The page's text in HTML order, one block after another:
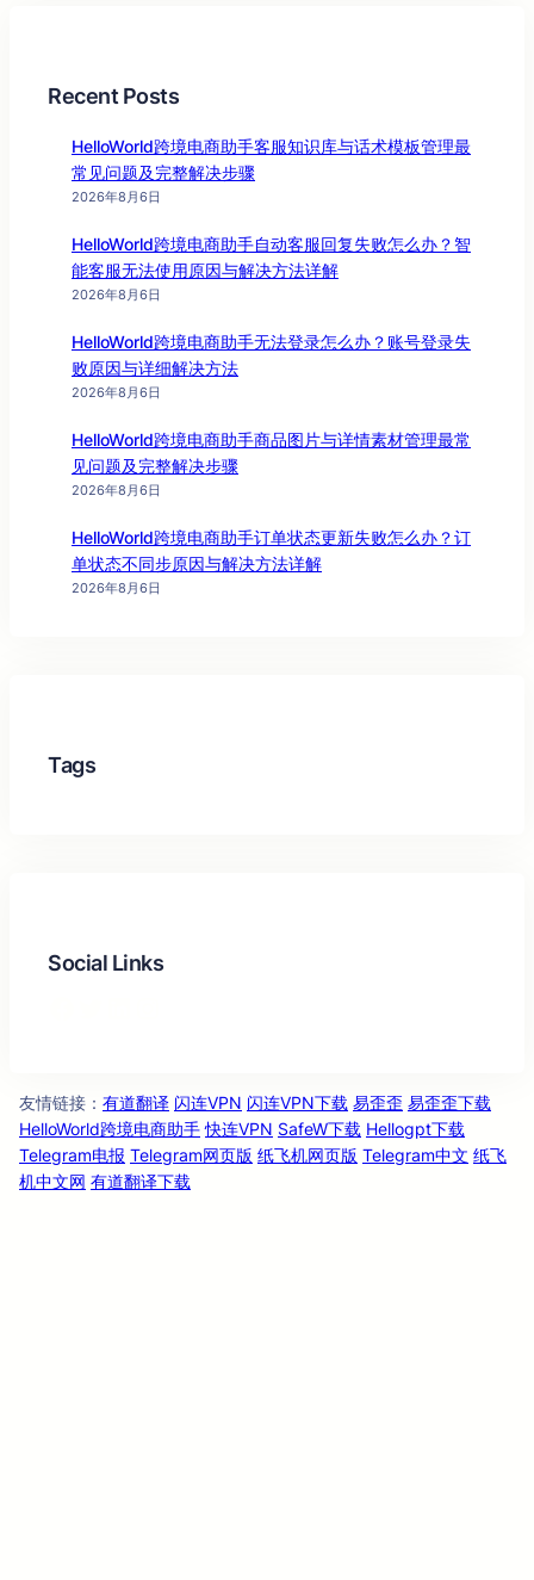
Recent Posts
HelloWorld跨境电商助手客服知识库与话术模板管理最
常见问题及完整解决步骤
2026年8月6日
HelloWorld跨境电商助手自动客服回复失败怎么办？智
能客服无法使用原因与解决方法详解
2026年8月6日
HelloWorld跨境电商助手无法登录怎么办？账号登录失
败原因与详细解决方法
2026年8月6日
HelloWorld跨境电商助手商品图片与详情素材管理最常
见问题及完整解决步骤
2026年8月6日
HelloWorld跨境电商助手订单状态更新失败怎么办？订
单状态不同步原因与解决方法详解
2026年8月6日
Tags
Social Links
友情链接 ： 有道翻译 闪连VPN 闪连VPN下载 易歪歪 易歪歪下载
HelloWorld跨境电商助手 快连VPN SafeW下载 Hellogpt下载
Telegram电报 Telegram网页版 纸飞机网页版 Telegram中文 纸飞
机中文网 有道翻译下载